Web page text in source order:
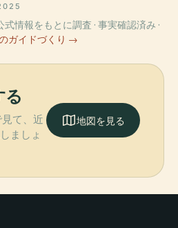
情報をもとに調査 · 事実確認済み ·
ガイドづくり →
る
て、近
ましょ
地図を見る